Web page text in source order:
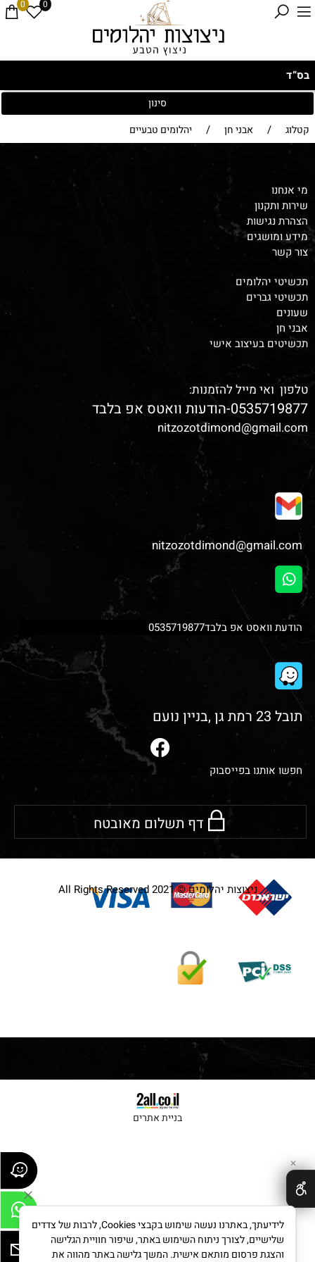
בס”ד
0 0
סינון
קטלוג
/ אבני חן / יהלומים טבעיים
מי אנחנו
שירות ותקנון
הצהרת נגישות
מידע ומושגים
צור קשר
תכשיטי יהלומים
תכשיטי גברים
שעונים
אבני חן
תכשיטים בעיצוב אישי
טלפון ואי מייל להזמנות:
0535719877-הודעות וואטס אפ בלבד
nitzozotdimond@gmail.com
nitzozotdimond@gmail.com
הודעת וואסט אפ בלבד0535719877
תובל 23 רמת גן ,בניין נועם
חפשו אותנו בפייסבוק
דף תשלום מאובטח
ניצוצות יהלומים © 2021 All Rights Reserved
HolyClock <head> tag missing!
בניית אתרים
✕
לידיעתך, באתרנו נעשה שימוש בקבצי Cookies, לרבות של צדדים
שלישיים, לצורך ניתוח השימוש באתר, שיפור חוויית הגלישה
והצגת פרסום מותאם אישית. המשך גלישה באתר מהווה את